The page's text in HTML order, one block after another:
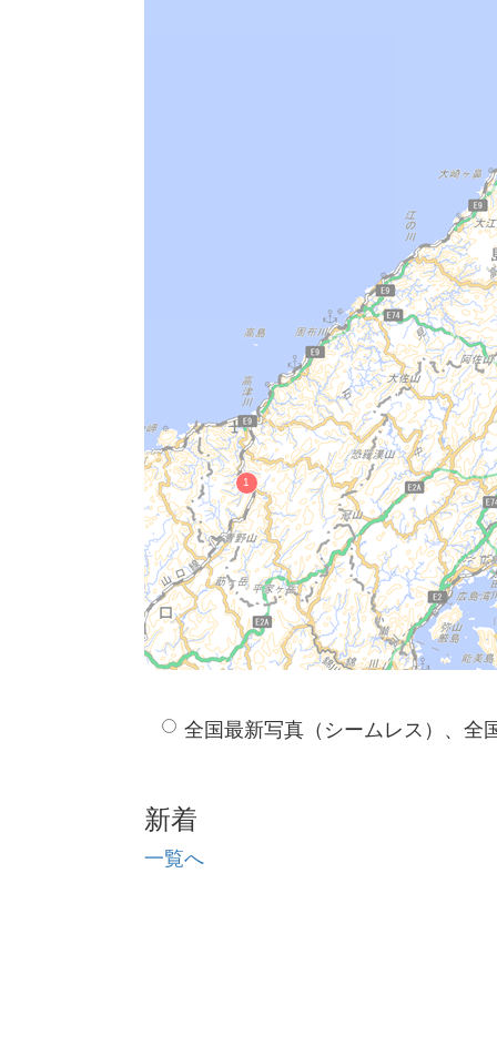
全国最新写真（シームレス）、全
新着
一覧へ